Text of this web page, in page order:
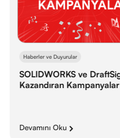
Haberler ve Duyurular
SOLIDWORKS ve
Kazandıran Kampanyalar
Devamını Oku